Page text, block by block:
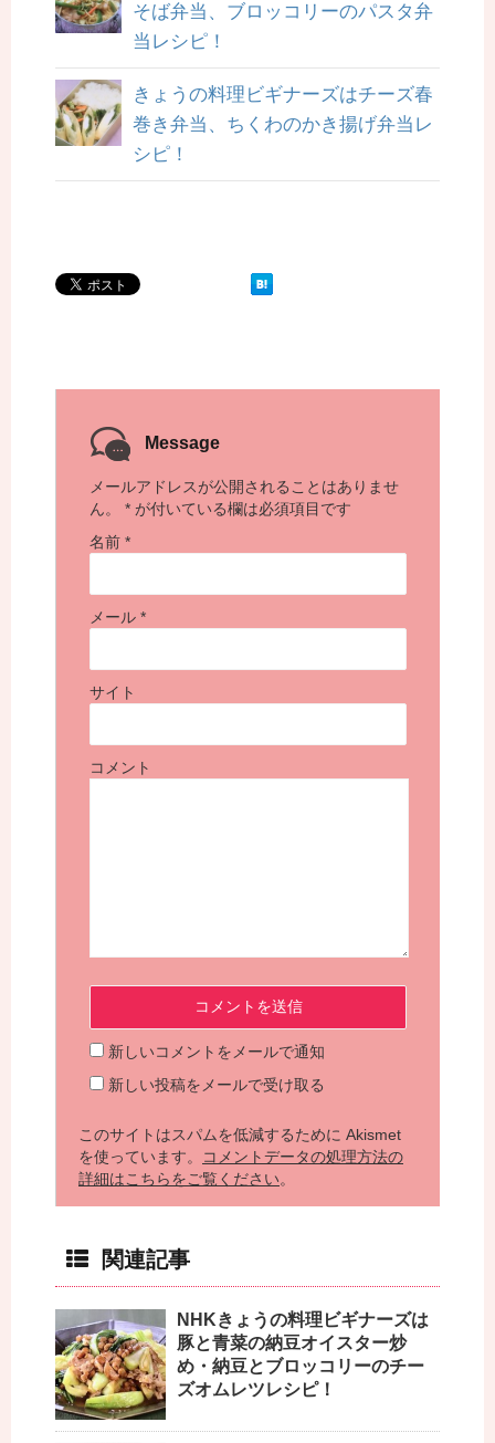
そば弁当、ブロッコリーのパスタ弁
当レシピ！
きょうの料理ビギナーズはチーズ春
巻き弁当、ちくわのかき揚げ弁当レ
シピ！
Message
メールアドレスが公開されることはありませ
ん。
* が付いている欄は必須項目です
名前 *
メール *
サイト
コメント
新しいコメントをメールで通知
新しい投稿をメールで受け取る
このサイトはスパムを低減するために Akismet
を使っています。
コメントデータの処理方法の
詳細はこちらをご覧ください。
関連記事
NHKきょうの料理ビギナーズは
豚と青菜の納豆オイスター炒
め・納豆とブロッコリーのチー
ズオムレツレシピ！